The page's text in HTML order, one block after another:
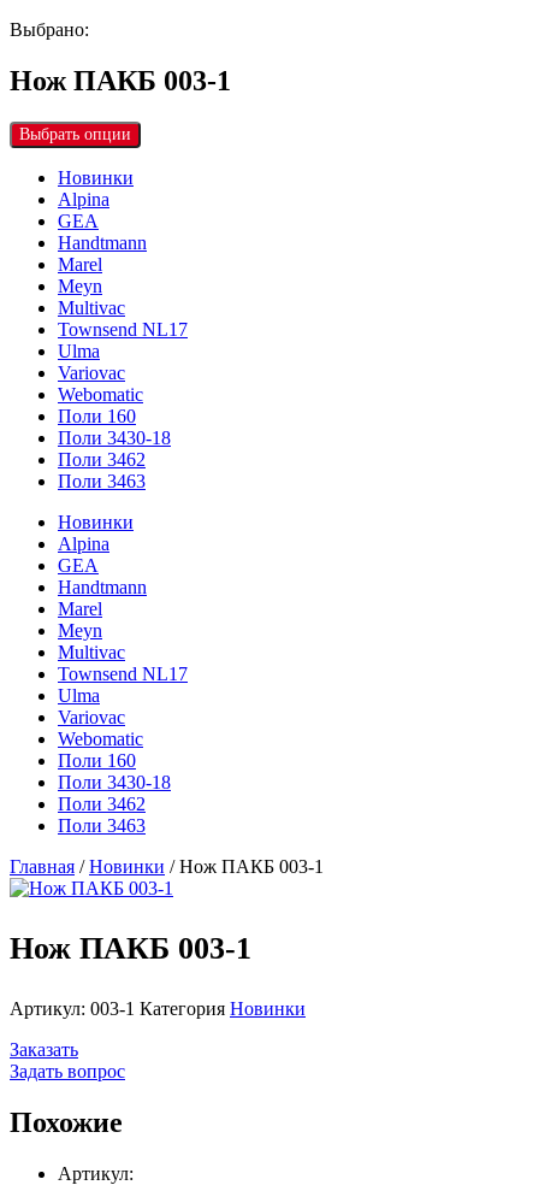
Выбрано:
Нож ПАКБ 003-1
Выбрать опции
Новинки
Alpina
GEA
Handtmann
Marel
Meyn
Multivac
Townsend NL17
Ulma
Variovac
Webomatic
Поли 160
Поли 3430-18
Поли 3462
Поли 3463
Новинки
Alpina
GEA
Handtmann
Marel
Meyn
Multivac
Townsend NL17
Ulma
Variovac
Webomatic
Поли 160
Поли 3430-18
Поли 3462
Поли 3463
Главная /Новинки / Нож ПАКБ 003-1
Нож ПАКБ 003-1
Артикул: 003-1 Категория Новинки
Заказать
Задать вопрос
Похожие
Артикул: